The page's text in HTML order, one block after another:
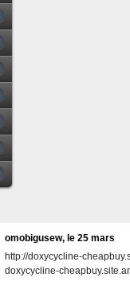
omobigusew, le 25 mars
http://doxycycline-
doxycycline-